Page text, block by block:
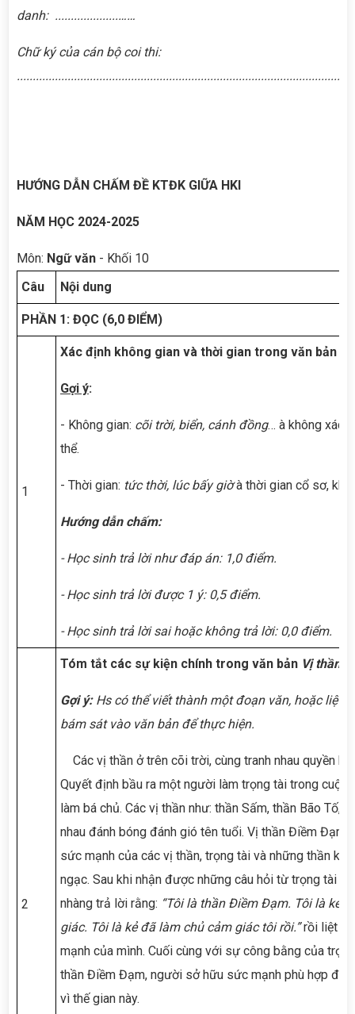
danh: ....................……
Chữ ký của cán bộ coi thi:
HƯỚNG DẪN CHẤM ĐỀ KTĐK GIỮA HKI
NĂM HỌC 2024-2025
Môn: Ngữ văn - Khối 10
Câu
Nội dung
PHẦN 1: ĐỌC (6,0 ĐIỂM)
1
Xác định không gian và thời gian trong văn bản
Gợi ý:
- Không gian: cõi trời, biển, cánh đồng… à không xác
thể.
- Thời gian: tức thời, lúc bấy giờà thời gian cổ sơ,
Hướng dẫn chấm:
- Học sinh trả lời như đáp án: 1,0 điểm.
- Học sinh trả lời được 1 ý: 0,5 điểm.
- Học sinh trả lời sai hoặc không trả lời: 0,0 điểm.
2
Tóm tắt các sự kiện chính trong văn bản Vị thần
Gợi ý: Hs có thể viết thành một đoạn văn, hoặc liệt
bám sát vào văn bản để thực hiện.
Các vị thần ở trên cõi trời, cùng tranh nhau quyền bá
Quyết định bầu ra một người làm trọng tài trong cuộc
làm bá chủ. Các vị thần như: thần Sấm, thần Bão Tố,
nhau đánh bóng đánh gió tên tuổi. Vị thần Điềm Đạm
sức mạnh của các vị thần, trọng tài và những thần
ngạc. Sau khi nhận được những câu hỏi từ trọng tài vị
nhàng trả lời rằng: “Tôi là thần Điềm Đạm. Tôi là kẻ
giác. Tôi là kẻ đã làm chủ cảm giác tôi rồi.” rồi liệt
mạnh của mình. Cuối cùng với sự công bằng của
thần Điềm Đạm, người sở hữu sức mạnh phù hợp để
vì thế gian này.